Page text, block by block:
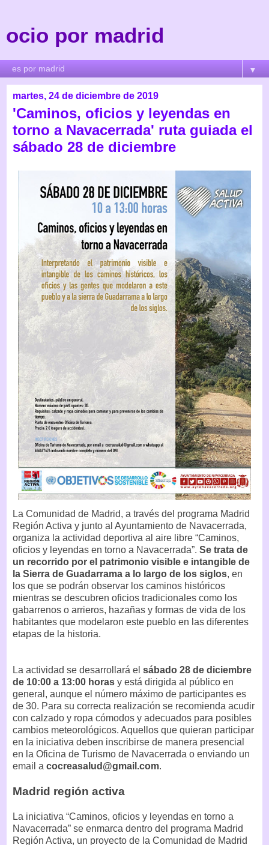
ocio por madrid
▼
martes, 24 de diciembre de 2019
'Caminos, oficios y leyendas en
torno a Navacerrada' ruta guiada el
sábado 28 de diciembre
La Comunidad de Madrid, a través del programa Madrid
Región Activa y junto al Ayuntamiento de Navacerrada,
organiza la actividad deportiva al aire libre “Caminos,
oficios y leyendas en torno a Navacerrada”. Se trata de
un recorrido por el patrimonio visible e intangible de
la Sierra de Guadarrama a lo largo de los siglos, en
los que se podrán observar los caminos históricos
mientras se descubren oficios tradicionales como los
gabarrenos o arrieros, hazañas y formas de vida de los
habitantes que modelaron este pueblo en las diferentes
etapas de la historia.
La actividad se desarrollará el sábado 28 de diciembre
de 10:00 a 13:00 horas y está dirigida al público en
general, aunque el número máximo de participantes es
de 30. Para su correcta realización se recomienda acudir
con calzado y ropa cómodos y adecuados para posibles
cambios meteorológicos. Aquellos que quieran participar
en la iniciativa deben inscribirse de manera presencial
en la Oficina de Turismo de Navacerrada o enviando un
email a cocreasalud@gmail.com.
Madrid región activa
La iniciativa “Caminos, oficios y leyendas en torno a
Navacerrada” se enmarca dentro del programa Madrid
Región Activa, un proyecto de la Comunidad de Madrid